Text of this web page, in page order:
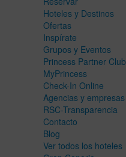
Hoteles y Destinos
Ofertas
Inspírate
Grupos y Eventos
Princess Partner Club
MyPrincess
Check-In Online
Agencias y empresas
RSC-Transparencia
Contacto
Blog
Ver todos los hoteles